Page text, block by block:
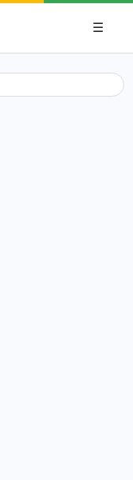
Menu
☰